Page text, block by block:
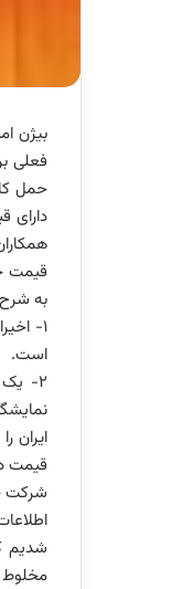
بیژن
قیمت
به
است.
ایران
شرکت
شدیم